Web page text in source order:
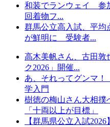
和装でランウェイ 参
回着物フ...
群馬公立高入試、平
が鮮明に 受験者...
高木美帆さん、古田敦
ク2026」開催...
あ、それってグンマ
学入門
樹徳の梅山さん大相
「十両以上が目標」
【群馬県公立入試